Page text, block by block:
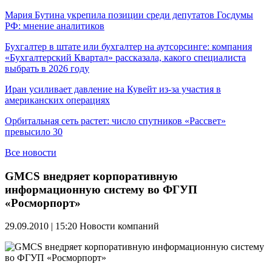
Мария Бутина укрепила позиции среди депутатов Госдумы
РФ: мнение аналитиков
Бухгалтер в штате или бухгалтер на аутсорсинге: компания
«Бухгалтерский Квартал» рассказала, какого специалиста
выбрать в 2026 году
Иран усиливает давление на Кувейт из-за участия в
американских операциях
Орбитальная сеть растет: число спутников «Рассвет»
превысило 30
Все новости
GMCS внедряет корпоративную
информационную систему во ФГУП
«Росморпорт»
29.09.2010 | 15:20 Новости компаний